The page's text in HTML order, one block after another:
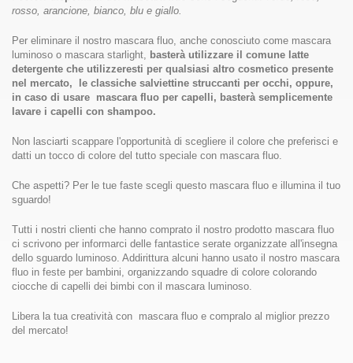
rosso, arancione, bianco, blu e giallo.
Per eliminare il nostro mascara fluo, anche conosciuto come mascara
luminoso o mascara starlight, basterà utilizzare il comune latte
detergente che utilizzeresti per qualsiasi altro cosmetico presente
nel mercato, le classiche salviettine struccanti per occhi, oppure,
in caso di usare mascara fluo per capelli, basterà semplicemente
lavare i capelli con shampoo.
Non lasciarti scappare l'opportunità di scegliere il colore che preferisci e
datti un tocco di colore del tutto speciale con mascara fluo.
Che aspetti? Per le tue faste scegli questo mascara fluo e illumina il tuo
sguardo!
Tutti i nostri clienti che hanno comprato il nostro prodotto mascara fluo
ci scrivono per informarci delle fantastice serate organizzate all'insegna
dello sguardo luminoso. Addirittura alcuni hanno usato il nostro mascara
fluo in feste per bambini, organizzando squadre di colore colorando
ciocche di capelli dei bimbi con il mascara luminoso.
Libera la tua creatività con mascara fluo e compralo al miglior prezzo
del mercato!